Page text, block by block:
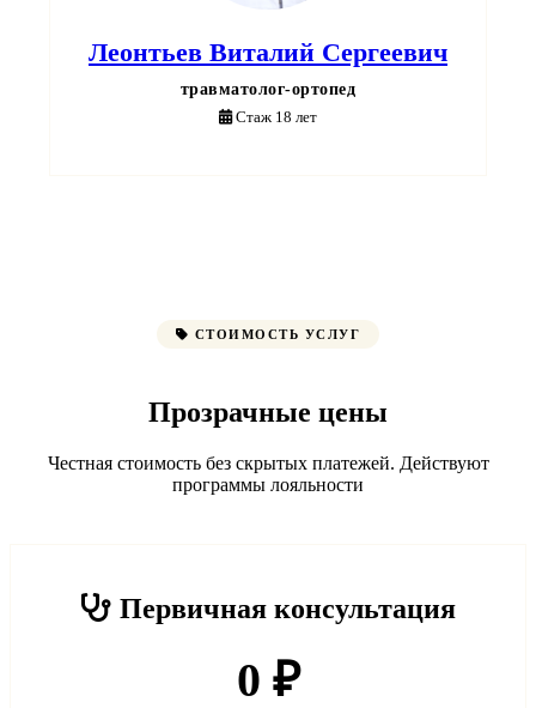
Леонтьев Виталий Сергеевич
травматолог-ортопед
Стаж 18 лет
СТОИМОСТЬ УСЛУГ
Прозрачные цены
Честная стоимость без скрытых платежей. Действуют
программы лояльности
Первичная консультация
0 ₽